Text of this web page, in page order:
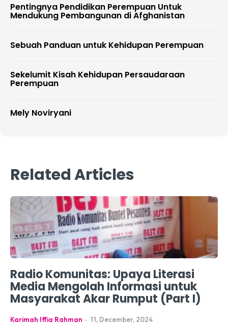
Pentingnya Pendidikan Perempuan Untuk
Mendukung Pembangunan di Afghanistan
Sebuah Panduan untuk Kehidupan Perempuan
Sekelumit Kisah Kehidupan Persaudaraan
Perempuan
Mely Noviryani
Related Articles
Radio Komunitas: Upaya Literasi
Media Mengolah Informasi untuk
Masyarakat Akar Rumput (Part I)
Karimah Iffia Rahman - 11, December, 2024